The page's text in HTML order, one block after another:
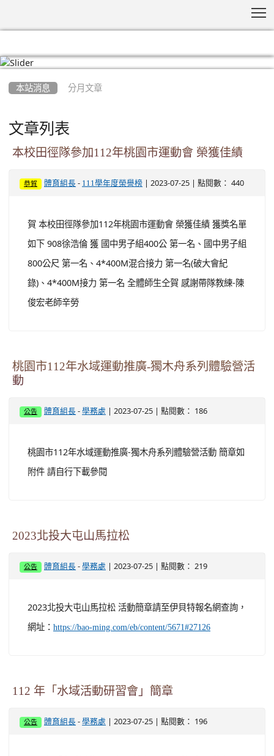
本站消息 分月文章
文章列表
本校田徑隊參加112年桃園市運動會 榮獲佳績
恭賀 體育組長 - 111學年度榮譽榜 | 2023-07-25 | 點閱數： 440
賀 本校田徑隊參加112年桃園市運動會 榮獲佳績 獲獎名單
如下 908徐浩倫 獲 國中男子組400公 第一名、國中男子組
800公尺 第一名、4*400M混合接力 第一名(破大會紀
錄)、4*400M接力 第一名 全體師生仝賀 感謝帶隊教練-陳
俊宏老師辛勞
桃園市112年水域運動推廣-獨木舟系列體驗營活
動
公告 體育組長 -學務處 | 2023-07-25 | 點閱數： 186
桃園市112年水域運動推廣-獨木舟系列體驗營活動 簡章如
附件 請自行下載參閱
2023北投大屯山馬拉松
公告 體育組長 -學務處 | 2023-07-25 | 點閱數： 219
2023北投大屯山馬拉松 活動簡章請至伊貝特報名網查詢，
網址： https://bao-ming.com/eb/content/5671#27126
112 年「水域活動研習會」簡章
公告 體育組長 -學務處 | 2023-07-25 | 點閱數： 196